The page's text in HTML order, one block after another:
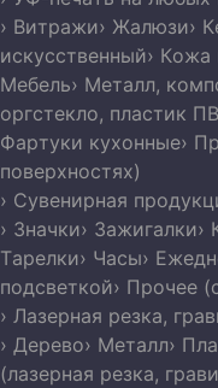
› Витражи› Жалюзи›
искусственный› Кожа
Мебель› Металл,
оргстекло, пластик
Фартуки кухонные›
поверхностях)
› Сувенирная
› Значки› Зажигалки›
Тарелки› Часы›
подсветкой› Прочее
› Лазерная резка,
› Дерево› Металл›
(лазерная резка,